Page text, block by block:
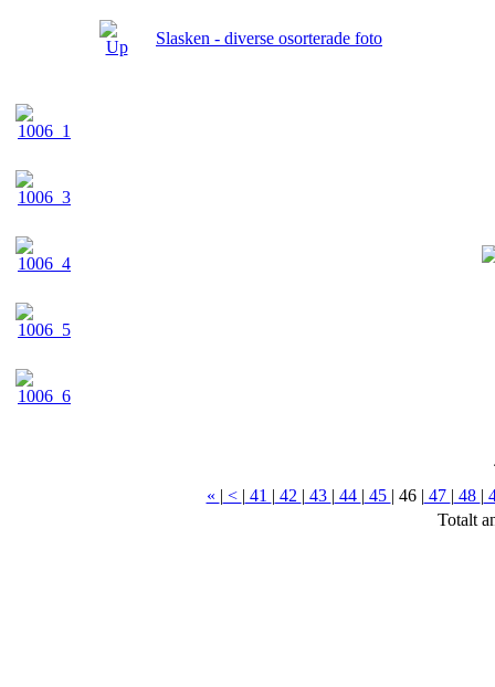
Slasken - diverse osorterade foto
« | < | 41 | 42 | 43 | 44 | 45 | 46 | 47 | 48 |
Totalt